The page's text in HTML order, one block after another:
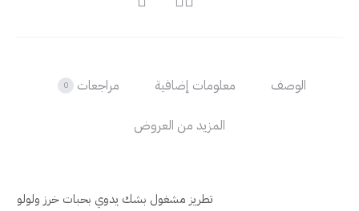
الوصف معلومات إضافية مراجعات 0
المزيد من العروض
تطريز مشغول بشك يدوي بحبات خرز ولولو